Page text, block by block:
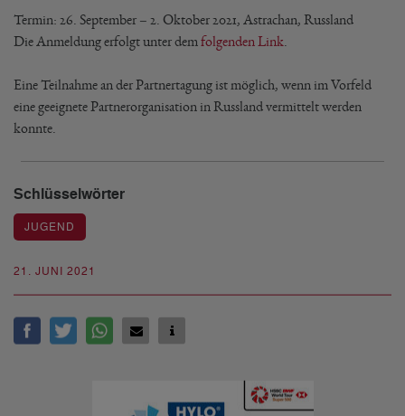
21. JUNI 2021
Termin: 26. September – 2. Oktober 2021, Astrachan, Russland
Die Anmeldung erfolgt unter dem folgenden Link
Eine Teilnahme an der Partnertagung ist möglich, wenn im Vorfeld
eine geeignete Partnerorganisation in Russland vermittelt werden
konnte.
Schlüsselwörter
JUGEND